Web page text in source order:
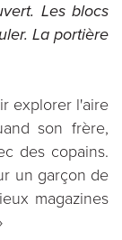
Les blocs
La portière
explorer l'aire
son frère,
des copains.
un garçon de
magazines